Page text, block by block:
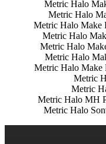
Metric Halo
Metric Halo
Metric Halo Make
Metric Halo
Metric Halo
Metric Halo
Metric Halo Make
Metric
Metric
Metric Halo MH
Metric Halo